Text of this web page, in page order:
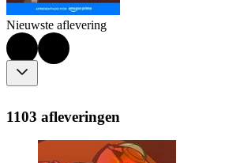
Nieuwste aflevering
1103 afleveringen